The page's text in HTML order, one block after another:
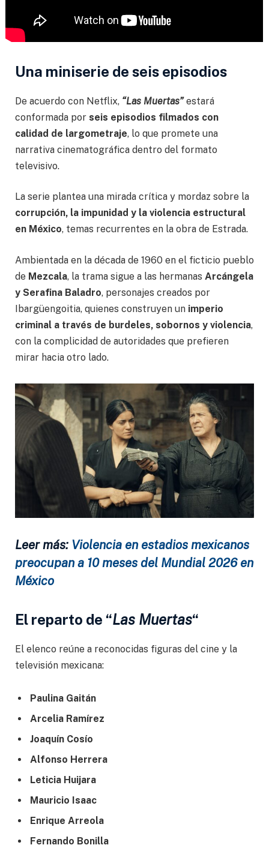
Una miniserie de seis episodios
De acuerdo con Netflix, “Las Muertas”estará
conformada por seis episodios filmados con
calidad de largometraje, lo que promete una
narrativa cinematográfica dentro del formato
televisivo.
La serie plantea una mirada crítica y mordaz sobre la
corrupción, la impunidad y la violencia estructural
en México, temas recurrentes en la obra de Estrada.
Ambientada en la década de 1960 en el ficticio pueblo
de Mezcala, la trama sigue a las hermanas Arcángela
y Serafina Baladro, personajes creados por
Ibargüengoitia, quienes construyen un imperio
criminal a través de burdeles, sobornos y violencia,
con la complicidad de autoridades que prefieren
mirar hacia otro lado.
Leer más: Violencia en estadios mexicanos
preocupan a 10 meses del Mundial 2026 en
México
El reparto de “Las Muertas“
El elenco reúne a reconocidas figuras del cine y la
televisión mexicana:
Paulina Gaitán
Arcelia Ramírez
Joaquín Cosío
Alfonso Herrera
Leticia Huijara
Mauricio Isaac
Enrique Arreola
Fernando Bonilla